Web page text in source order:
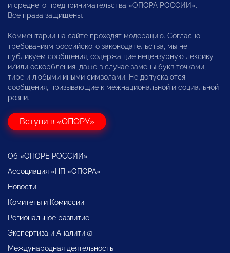
и среднего предпринимательства «ОПОРА РОССИИ».
Все права защищены.
Комментарии на сайте проходят модерацию. Согласно
требованиям российского законодательства, мы не
публикуем сообщения, содержащие нецензурную лексику
и/или оскорбления, даже в случае замены букв точками,
тире и любыми иными символами. Не допускаются
сообщения, призывающие к межнациональной и социальной
розни.
Вступи в «ОПОРУ»
Об «ОПОРЕ РОССИИ»
Ассоциация «НП «ОПОРА»
Новости
Комитеты и Комиссии
Региональное развитие
Экспертиза и Аналитика
Международная деятельность